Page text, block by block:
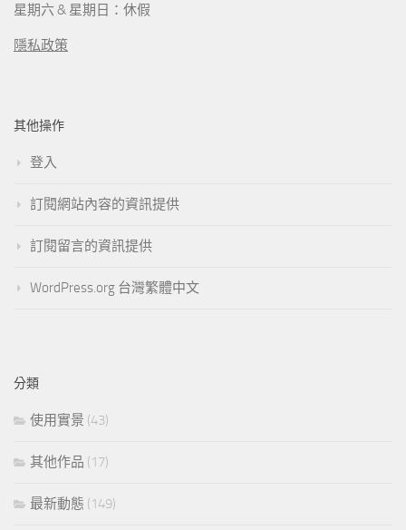
星期六 & 星期日：休假
隱私政策
其他操作
登入
訂閱網站內容的資訊提供
訂閱留言的資訊提供
WordPress.org 台灣繁體中文
分類
使用實景 (43)
其他作品 (17)
最新動態 (149)